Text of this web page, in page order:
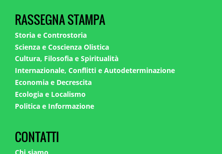
RASSEGNA STAMPA
Storia e Controstoria
Scienza e Coscienza Olistica
Cultura, Filosofia e Spiritualità
Internazionale, Conflitti e Autodeterminazione
Economia e Decrescita
Ecologia e Localismo
Politica e Informazione
CONTATTI